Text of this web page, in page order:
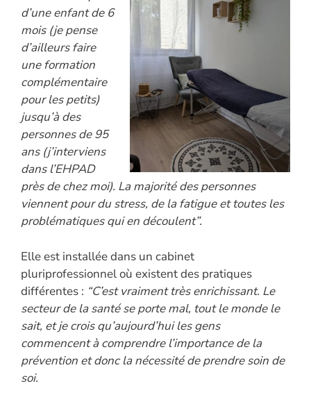
d’une enfant de 6
mois (je pense
d’ailleurs faire
une formation
complémentaire
pour les petits)
jusqu’à des
personnes de 95
ans (j’interviens
dans l’EHPAD
près de chez moi). La majorité des personnes
viennent pour du stress, de la fatigue et toutes les
problématiques qui en découlent”.
Elle est installée dans un cabinet
pluriprofessionnel où existent des pratiques
différentes : “C’est vraiment très enrichissant. Le
secteur de la santé se porte mal, tout le monde le
sait, et je crois qu’aujourd’hui les gens
commencent à comprendre l’importance de la
prévention et donc la nécessité de prendre soin de
soi.